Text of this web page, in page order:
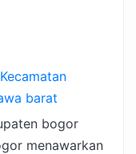
barat
bogor
menawarkan